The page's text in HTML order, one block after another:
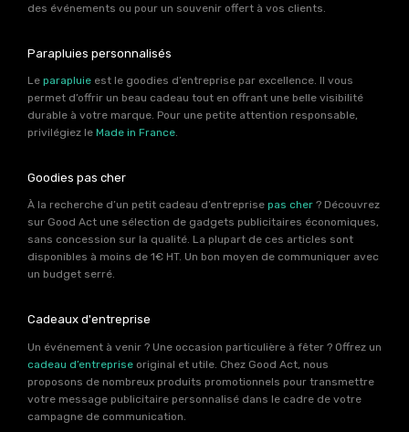
des événements ou pour un souvenir offert à vos clients.
Parapluies personnalisés
Le parapluie est le goodies d’entreprise par excellence. Il vous
permet d’offrir un beau cadeau tout en offrant une belle visibilité
durable à votre marque. Pour une petite attention responsable,
privilégiez le Made in France.
Goodies pas cher
À la recherche d’un petit cadeau d’entreprise pas cher ? Découvrez
sur Good Act une sélection de gadgets publicitaires économiques,
sans concession sur la qualité. La plupart de ces articles sont
disponibles à moins de 1€ HT. Un bon moyen de communiquer avec
un budget serré.
Cadeaux d'entreprise
Un événement à venir ? Une occasion particulière à fêter ? Offrez un
cadeau d’entreprise original et utile. Chez Good Act, nous
proposons de nombreux produits promotionnels pour transmettre
votre message publicitaire personnalisé dans le cadre de votre
campagne de communication.